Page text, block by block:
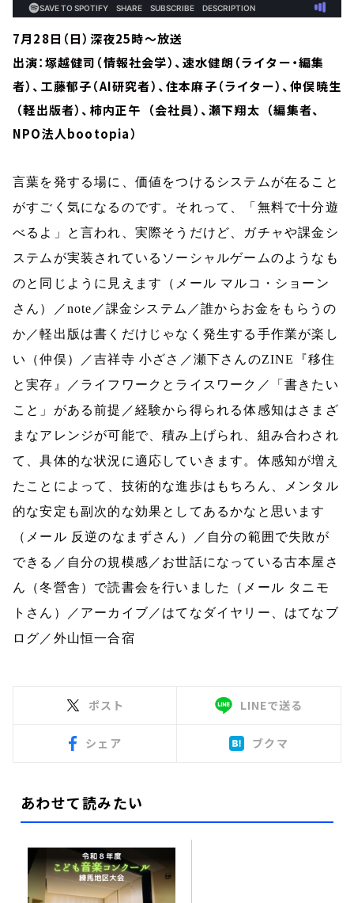
7月28日（日）深夜25時～放送
出演：塚越健司（情報社会学）、速水健朗（ライター・編集
者）、工藤郁子（AI研究者）、住本麻子（ライター）、仲俣暁生
（軽出版者）、柿内正午 （会社員）、瀬下翔太 （編集者、
NPO法人bootopia）
言葉を発する場に、価値をつけるシステムが在ること
がすごく気になるのです。それって、「無料で十分遊
べるよ」と言われ、実際そうだけど、ガチャや課金シ
ステムが実装されているソーシャルゲームのようなも
のと同じように見えます（メール マルコ・ショーン
さん）／note ／課金システム／誰からお金をもらうの
か／軽出版は書くだけじゃなく発生する手作業が楽し
い（仲俣）／吉祥寺 小ざさ／瀬下さんのZINE
『移住
と実存』／ライフワークとライスワーク／「書きたい
こと」がある前提／経験から得られる体感知はさまざ
まなアレンジが可能で、積み上げられ、組み合わされ
て、具体的な状況に適応していきます。体感知が増え
たことによって、技術的な進歩はもちろん、メンタル
的な安定も副次的な効果としてあるかなと思います
（メール 反逆のなまずさん）／自分の範囲で失敗が
できる／自分の規模感／お世話になっている古本屋さ
ん（冬營舎）で読書会を行いました（メール タニモ
トさん）／アーカイブ／はてなダイヤリー、はてなブ
ログ／外山恒一合宿
ポスト LINEで送る
シェア ブクマ
あわせて読みたい